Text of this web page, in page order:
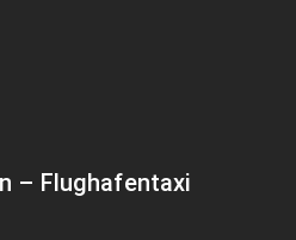
– Flughafentaxi